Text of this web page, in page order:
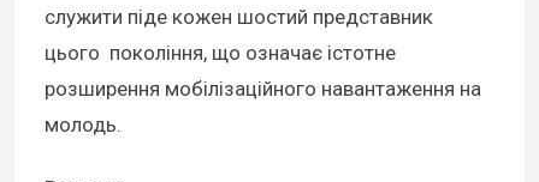
служити піде кожен шостий представник
цього покоління, що означає істотне
розширення мобілізаційного навантаження на
молодь.